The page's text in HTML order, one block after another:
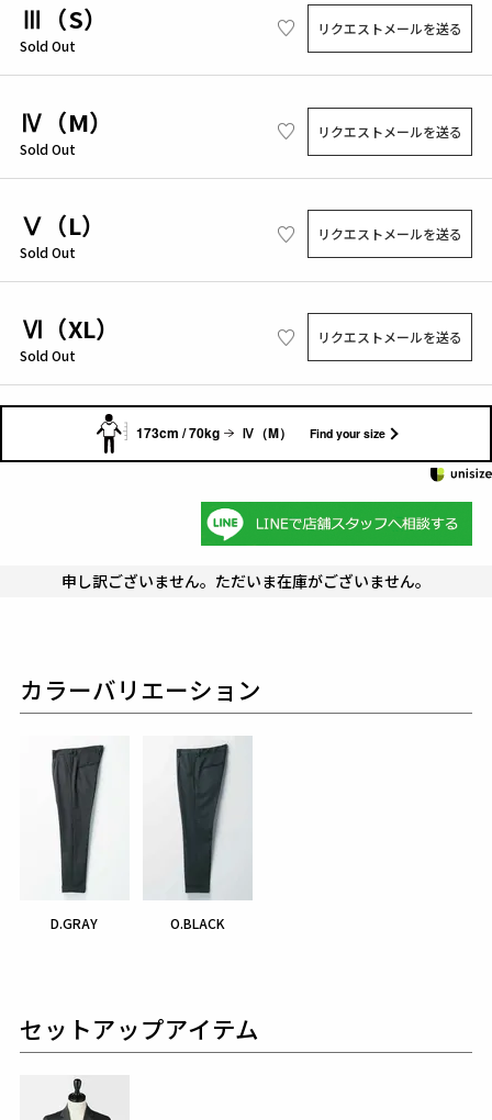
Ⅲ（S）
Sold Out
リクエストメールを送る
Ⅳ（M）
Sold Out
リクエストメールを送る
Ⅴ（L）
Sold Out
リクエストメールを送る
Ⅵ（XL）
Sold Out
リクエストメールを送る
173cm / 70kg Ⅳ（M） Find your size
申し訳ございません。ただいま在庫がございません。
カラーバリエーション
D.GRAY O.BLACK
セットアップアイテム